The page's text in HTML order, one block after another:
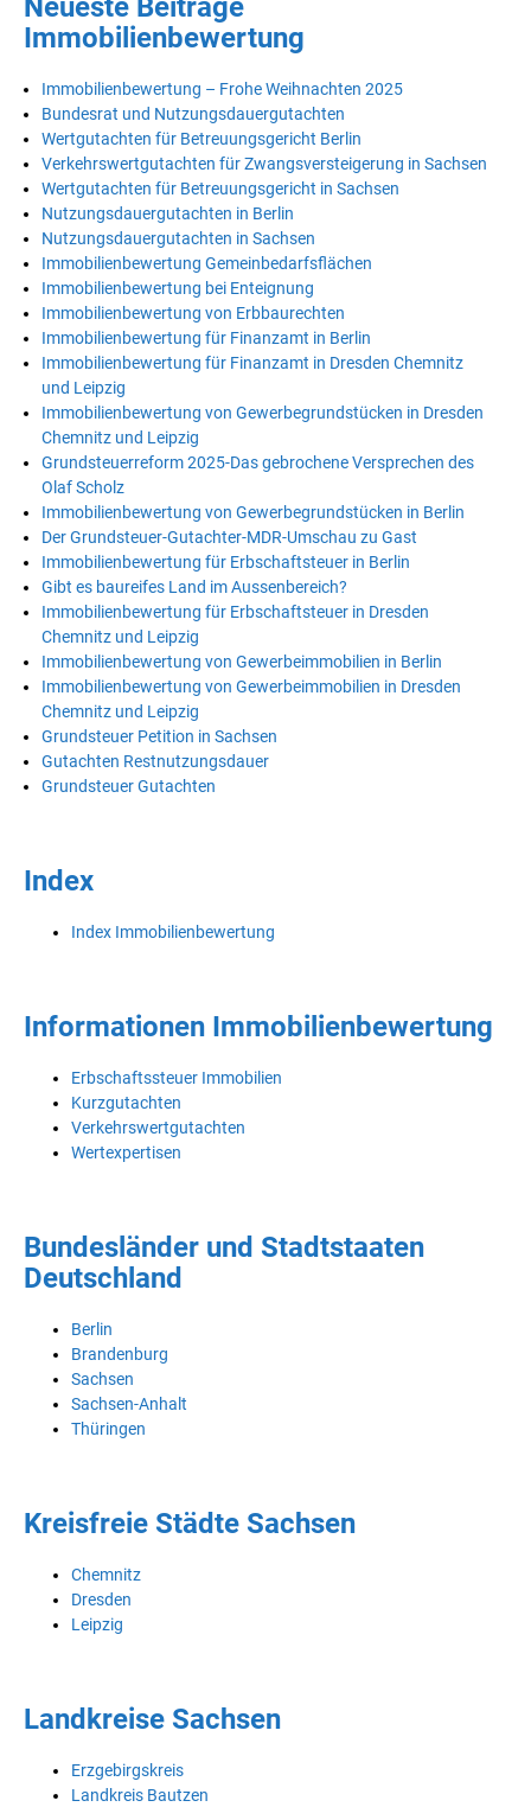
Neueste Beiträge
Immobilienbewertung
Immobilienbewertung – Frohe Weihnachten 2025
Bundesrat und Nutzungsdauergutachten
Wertgutachten für Betreuungsgericht Berlin
Verkehrswertgutachten für Zwangsversteigerung in Sachsen
Wertgutachten für Betreuungsgericht in Sachsen
Nutzungsdauergutachten in Berlin
Nutzungsdauergutachten in Sachsen
Immobilienbewertung Gemeinbedarfsflächen
Immobilienbewertung bei Enteignung
Immobilienbewertung von Erbbaurechten
Immobilienbewertung für Finanzamt in Berlin
Immobilienbewertung für Finanzamt in Dresden Chemnitz
und Leipzig
Immobilienbewertung von Gewerbegrundstücken in Dresden
Chemnitz und Leipzig
Grundsteuerreform 2025-Das gebrochene Versprechen des
Olaf Scholz
Immobilienbewertung von Gewerbegrundstücken in Berlin
Der Grundsteuer-Gutachter-MDR-Umschau zu Gast
Immobilienbewertung für Erbschaftsteuer in Berlin
Gibt es baureifes Land im Aussenbereich?
Immobilienbewertung für Erbschaftsteuer in Dresden
Chemnitz und Leipzig
Immobilienbewertung von Gewerbeimmobilien in Berlin
Immobilienbewertung von Gewerbeimmobilien in Dresden
Chemnitz und Leipzig
Grundsteuer Petition in Sachsen
Gutachten Restnutzungsdauer
Grundsteuer Gutachten
Index
Index Immobilienbewertung
Informationen Immobilienbewertung
Erbschaftssteuer Immobilien
Kurzgutachten
Verkehrswertgutachten
Wertexpertisen
Bundesländer und Stadtstaaten
Deutschland
Berlin
Brandenburg
Sachsen
Sachsen-Anhalt
Thüringen
Kreisfreie Städte Sachsen
Chemnitz
Dresden
Leipzig
Landkreise Sachsen
Erzgebirgskreis
Landkreis Bautzen